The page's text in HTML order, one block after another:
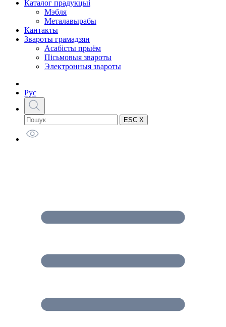
Каталог прадукцыі
Мэбля
Металавырабы
Кантакты
Звароты грамадзян
Асабісты прыём
Пісьмовыя звароты
Электронныя звароты
Рус
ESC X